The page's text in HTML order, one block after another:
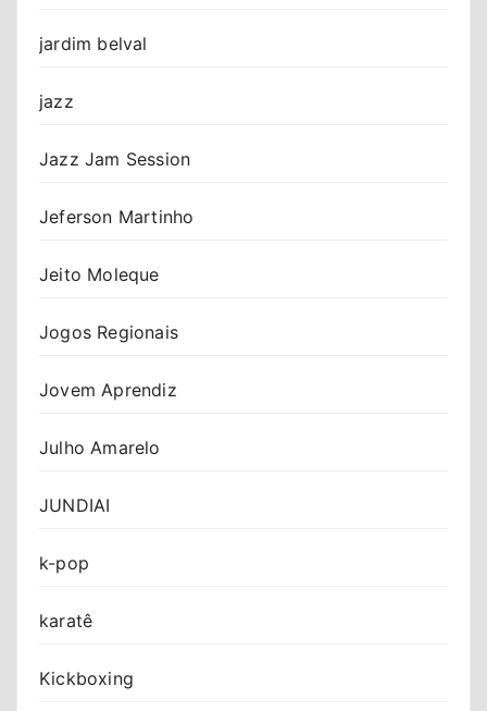
jardim belval
jazz
Jazz Jam Session
Jeferson Martinho
Jeito Moleque
Jogos Regionais
Jovem Aprendiz
Julho Amarelo
JUNDIAI
k-pop
karatê
Kickboxing